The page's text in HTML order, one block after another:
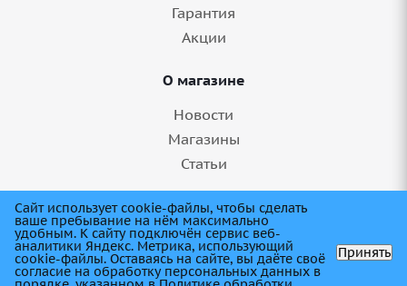
Гарантия
Акции
О магазине
Новости
Магазины
Статьи
8 (845) 275-99-11
Сайт использует cookie-файлы, чтобы сделать
ваше пребывание на нём максимально
удобным. К cайту подключён сервис веб-
аналитики Яндекс. Метрика, использующий
cookie-файлы. Оставаясь на сайте, вы даёте своё
согласие на обработку персональных данных в
Принять